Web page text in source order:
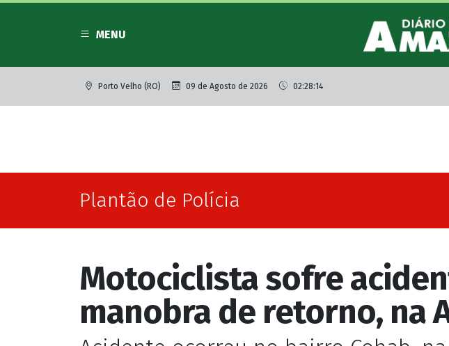
MENU
Porto Velho (RO) 09 de Agosto de 2026 02:28:14
Plantão de Polícia
Motociclista sofre
manobra de retorno, na